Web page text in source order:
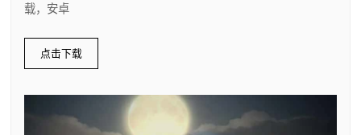
载，安卓
点击下载